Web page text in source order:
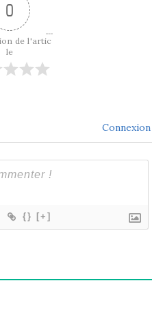
0
de l'artic
le
Connexion
{} [+]